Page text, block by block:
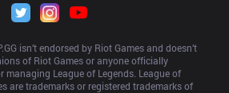
isn’t endorsed by Riot Games and doesn’t
of Riot Games or anyone officially
managing League of Legends. League of
are trademarks or registered trademarks of